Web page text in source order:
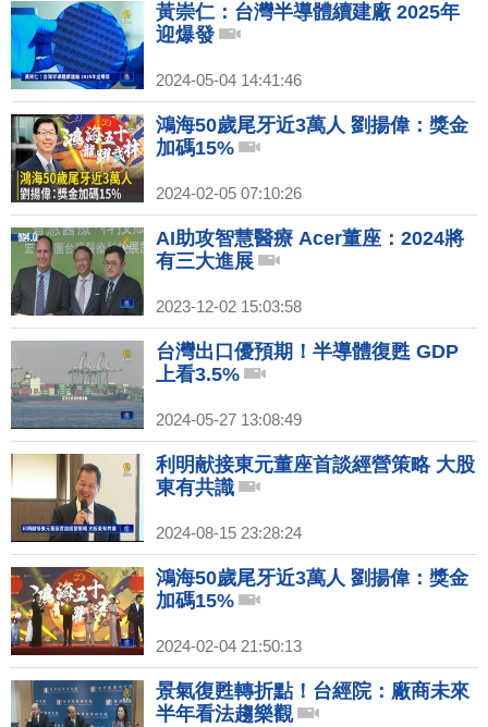
黃崇仁：台灣半導體續建廠 2025年
迎爆發
2024-05-04 14:41:46
鴻海50歲尾牙近3萬人 劉揚偉：獎金
加碼15%
2024-02-05 07:10:26
AI助攻智慧醫療 Acer董座：2024將
有三大進展
2023-12-02 15:03:58
台灣出口優預期！半導體復甦 GDP
上看3.5%
2024-05-27 13:08:49
利明献接東元董座首談經營策略 大股
東有共識
2024-08-15 23:28:24
鴻海50歲尾牙近3萬人 劉揚偉：獎金
加碼15%
2024-02-04 21:50:13
景氣復甦轉折點！台經院：廠商未來
半年看法趨樂觀